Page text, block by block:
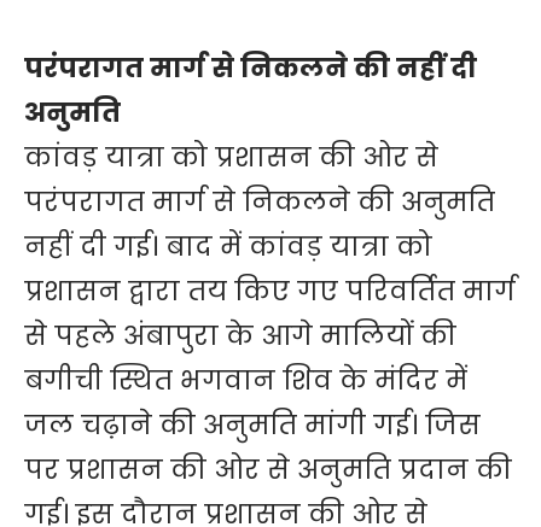
परंपरागत मार्ग से निकलने की नहीं दी
अनुमति
कांवड़ यात्रा को प्रशासन की ओर से
परंपरागत मार्ग से निकलने की अनुमति
नहीं दी गई। बाद में कांवड़ यात्रा को
प्रशासन द्वारा तय किए गए परिवर्तित मार्ग
से पहले अंबापुरा के आगे मालियों की
बगीची स्थित भगवान शिव के मंदिर में
जल चढ़ाने की अनुमति मांगी गई। जिस
पर प्रशासन की ओर से अनुमति प्रदान की
गई। इस दौरान प्रशासन की ओर से